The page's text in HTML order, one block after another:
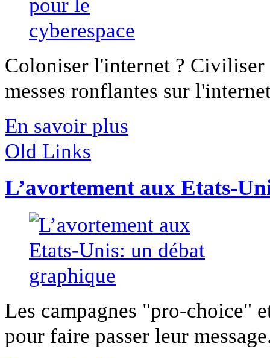
Coloniser l'internet ?
messes ronflantes sur
En savoir plus
Old Links
L’avortement aux Etats-
Les campagnes "pro-choice"
pour faire passer leur